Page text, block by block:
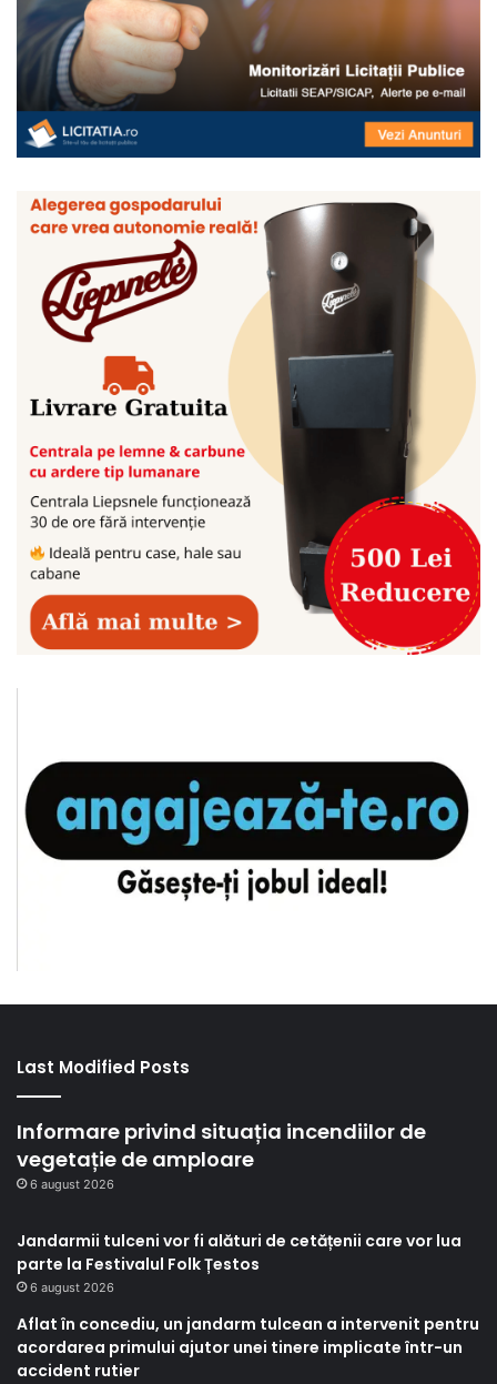
Last Modified Posts
Informare privind situația incendiilor de
vegetație de amploare
6 august 2026
Jandarmii tulceni vor fi alături de cetățenii care vor lua
parte la Festivalul Folk Țestos
6 august 2026
Aflat în concediu, un jandarm tulcean a intervenit pentru
acordarea primului ajutor unei tinere implicate într-un
accident rutier